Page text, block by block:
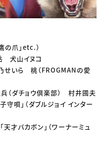
の爪」etc.）
犬山イヌコ
いら 桃（FROGMANの愛
（ダチョウ倶楽部） 村井國夫
守唄」（ダブルジョイ インター
天才バカボン」（ワーナーミュ